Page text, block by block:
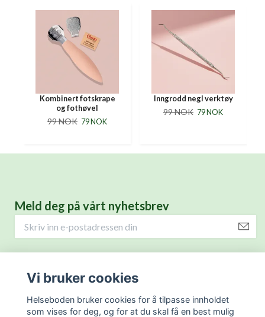
Kombinert fotskrape
og fothøvel
99 NOK 79 NOK
Inngrodd negl verktøy
99 NOK 79 NOK
Meld deg på vårt nyhetsbrev
Kontaktinformasjon
Vi bruker cookies
Helseboden bruker cookies for å tilpasse innholdet
som vises for deg, og for at du skal få en best mulig